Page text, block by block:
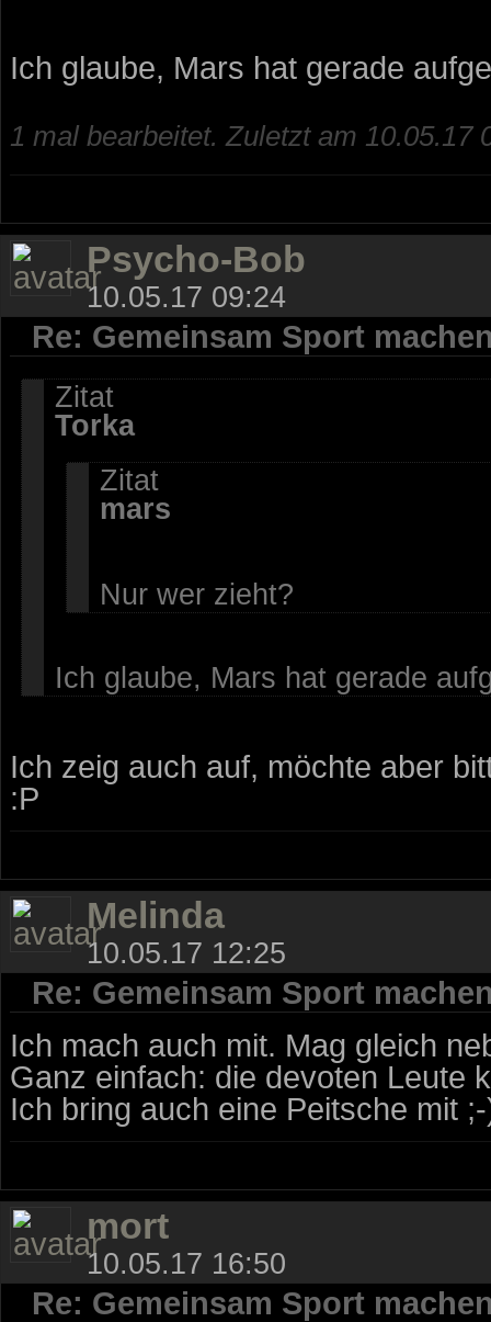
Ich glaube, Mars hat gerade
1 mal bearbeitet. Zuletzt am 10.05.17
Psycho-Bob
10.05.17 09:24
Re: Gemeinsam Sport
Zitat
Torka
Zitat
mars
Nur wer zieht?
Ich glaube, Mars hat gerade
Ich zeig auch auf, möchte aber
:P
Melinda
10.05.17 12:25
Re: Gemeinsam Sport
Ich mach auch mit. Mag gleich
Ganz einfach: die devoten Leute
Ich bring auch eine Peitsche mit
mort
10.05.17 16:50
Re: Gemeinsam Sport